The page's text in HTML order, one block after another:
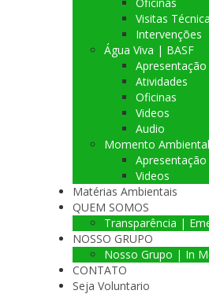
Visitas
Intervenções
Água Viva | BASF
Apresentação
Atividades
Oficinas
Videos
Audio
Momento
Apresentação
Videos
Matérias Ambientais
QUEM SOMOS
Transparência |
NOSSO GRUPO
Nosso Grupo | In
CONTATO
Seja Voluntario